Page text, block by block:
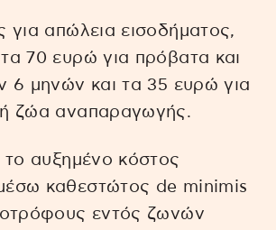
για απώλεια εισοδήματος,
70 ευρώ για πρόβατα και
6 μηνών και τα 35 ευρώ για
ζώα αναπαραγωγής.
το αυξημένο κόστος
καθεστώτος de minimis
εντός ζωνών